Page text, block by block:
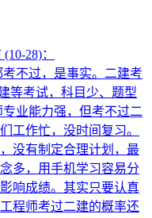
28)：
不过，是事实。二建考
等考试，科目少、题型
业能力强，但考不过二
工作忙，没时间复习。
没有制定合理计划，最
多，用手机学习容易分
响成绩。其实只要认真
程师考过二建的概率还